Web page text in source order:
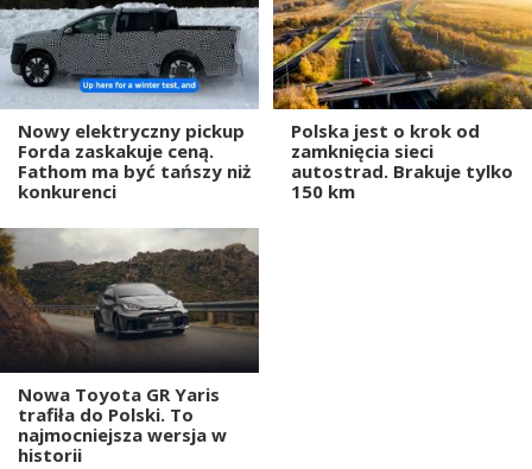
Nowy elektryczny pickup
Forda zaskakuje ceną.
Fathom ma być tańszy niż
konkurenci
Polska jest o krok od
zamknięcia sieci
autostrad. Brakuje tylko
150 km
Nowa Toyota GR Yaris
trafiła do Polski. To
najmocniejsza wersja w
historii